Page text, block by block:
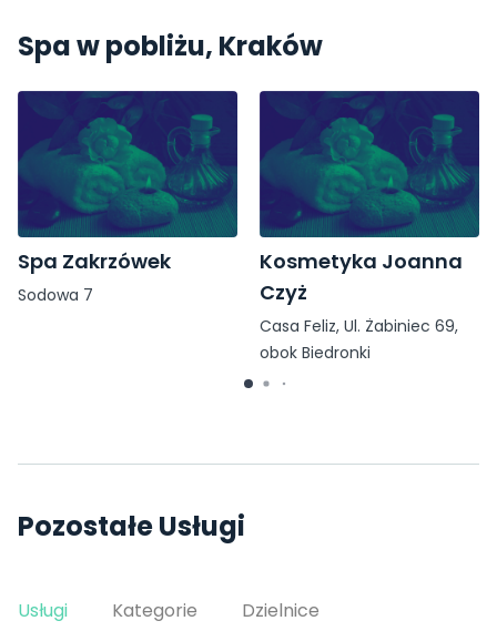
Spa w pobliżu, Kraków
Spa Zakrzówek
Sodowa 7
Kosmetyka Joanna
Czyż
Casa Feliz, Ul. Żabiniec 69,
obok Biedronki
Pozostałe Usługi
Usługi Kategorie Dzielnice